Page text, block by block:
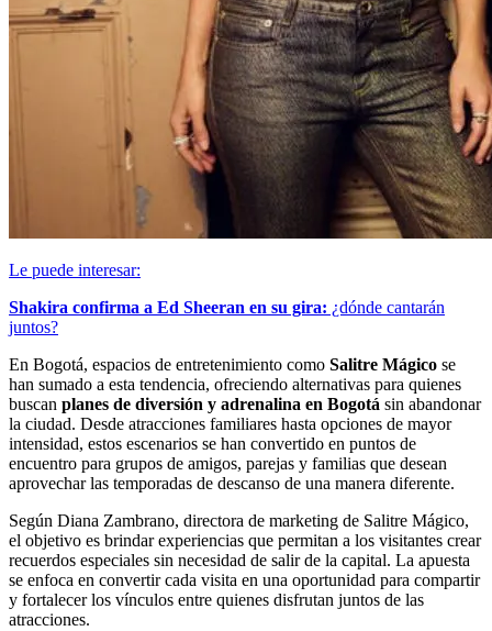
Le puede interesar:
Shakira confirma a Ed Sheeran en su gira: ¿dónde cantarán
juntos?
En Bogotá, espacios de entretenimiento como Salitre Mágico se
han sumado a esta tendencia, ofreciendo alternativas para quienes
buscan planes de diversión y adrenalina en Bogotá sin abandonar
la ciudad. Desde atracciones familiares hasta opciones de mayor
intensidad, estos escenarios se han convertido en puntos de
encuentro para grupos de amigos, parejas y familias que desean
aprovechar las temporadas de descanso de una manera diferente.
Según Diana Zambrano, directora de marketing de Salitre Mágico,
el objetivo es brindar experiencias que permitan a los visitantes crear
recuerdos especiales sin necesidad de salir de la capital. La apuesta
se enfoca en convertir cada visita en una oportunidad para compartir
y fortalecer los vínculos entre quienes disfrutan juntos de las
atracciones.